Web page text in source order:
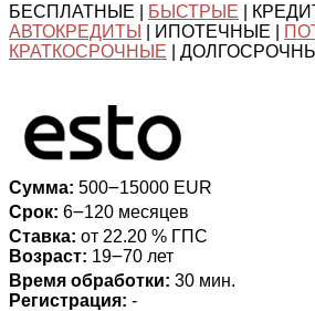
БЕСПЛАТНЫЕ |
БЫСТРЫЕ |
АВТОКРЕДИТЫ
| ИПОТЕЧНЫЕ |
КРАТКОСРОЧНЫЕ |
Сумма: 500౼15000 EUR
Срок: 6౼120 месяцев
Ставка: от 22.20 % ГПС
Возраст: 19౼70 лет
Время обработки: 30 мин.
Регистрация: -